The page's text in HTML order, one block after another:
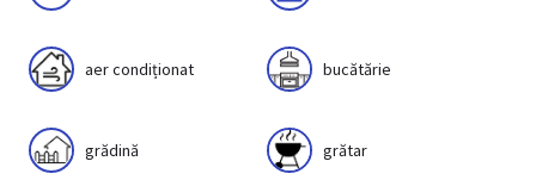
aer condiționat bucătărie
grădină grătar